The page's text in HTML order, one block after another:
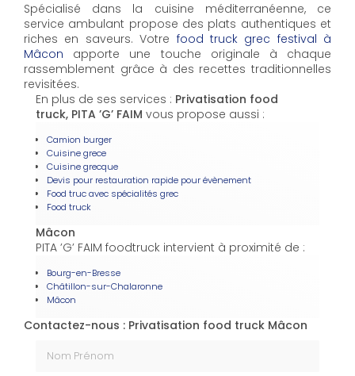
Spécialisé dans la cuisine méditerranéenne, ce
service ambulant propose des plats authentiques et
riches en saveurs. Votre food truck grec festival à
Mâcon apporte une touche originale à chaque
rassemblement grâce à des recettes traditionnelles
revisitées.
En plus de ses services : Privatisation food
truck, PITA ’G’ FAIM vous propose aussi :
Camion burger
Cuisine grece
Cuisine grecque
Devis pour restauration rapide pour évènement
Food truc avec spécialités grec
Food truck
Mâcon
PITA ’G’ FAIM foodtruck intervient à proximité de :
Bourg-en-Bresse
Châtillon-sur-Chalaronne
Mâcon
Contactez-nous : Privatisation food truck Mâcon